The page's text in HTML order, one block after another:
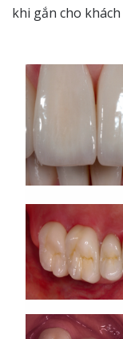
khi gắn cho